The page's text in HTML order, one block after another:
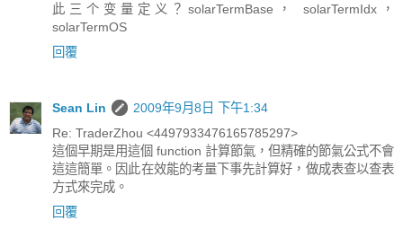
此三个变量定义？solarTermBase， solarTermIdx，
solarTermOS
回覆
Sean Lin
2009年9月8日 下午1:34
Re: TraderZhou <4497933476165785297>
這個早期是用這個 function 計算節氣，但精確的節氣公式不會
這這簡單。因此在效能的考量下事先計算好，做成表查以查表
方式來完成。
回覆